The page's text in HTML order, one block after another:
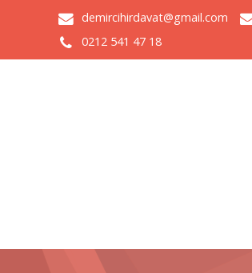
demircihirdavat@gmail.com
0212 541 47 18